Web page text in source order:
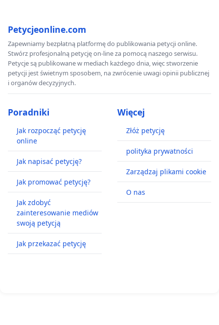
Petycjeonline.com
Zapewniamy bezpłatną platformę do publikowania petycji online.
Stwórz profesjonalną petycję on-line za pomocą naszego serwisu.
Petycje są publikowane w mediach każdego dnia, więc stworzenie
petycji jest świetnym sposobem, na zwrócenie uwagi opinii publicznej
i organów decyzyjnych.
Poradniki
Jak rozpocząć petycję
online
Jak napisać petycję?
Jak promować petycję?
Jak zdobyć
zainteresowanie mediów
swoją petycją
Jak przekazać petycję
Więcej
Złóż petycję
polityka prywatności
Zarządzaj plikami cookie
O nas